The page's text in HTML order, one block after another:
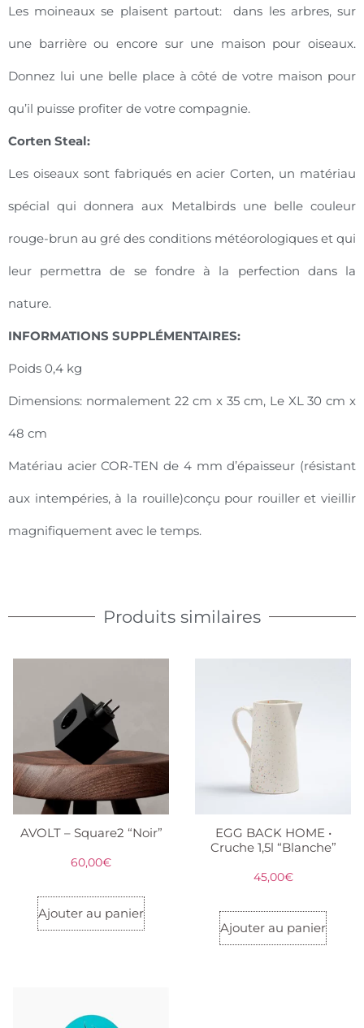
Les moineaux se plaisent partout: dans les arbres, sur
une barrière ou encore sur une maison pour oiseaux.
Donnez lui une belle place à côté de votre maison pour
qu’il puisse profiter de votre compagnie.
Corten Steal:
Les oiseaux sont fabriqués en acier Corten, un matériau
spécial qui donnera aux Metalbirds une belle couleur
rouge-brun au gré des conditions météorologiques et qui
leur permettra de se fondre à la perfection dans la
nature.
INFORMATIONS SUPPLÉMENTAIRES:
Poids 0,4 kg
Dimensions: normalement 22 cm x 35 cm, Le XL 30 cm x
48 cm
Matériau acier COR-TEN de 4 mm d’épaisseur (résistant
aux intempéries, à la rouille)conçu pour rouiller et vieillir
magnifiquement avec le temps.
Produits similaires
AVOLT – Square2 “Noir”
60,00€
Ajouter au panier
EGG BACK HOME •
Cruche 1,5l “Blanche”
45,00€
Ajouter au panier